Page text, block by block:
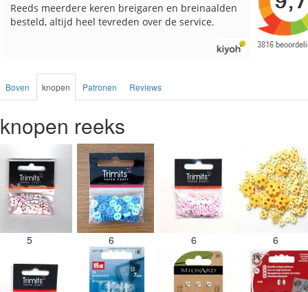
meerdere keren breigaren en breinaalden
altijd heel tevreden over de service.
Snelle
Boven knopen Patronen Reviews
knopen reeks
5 6 6 6